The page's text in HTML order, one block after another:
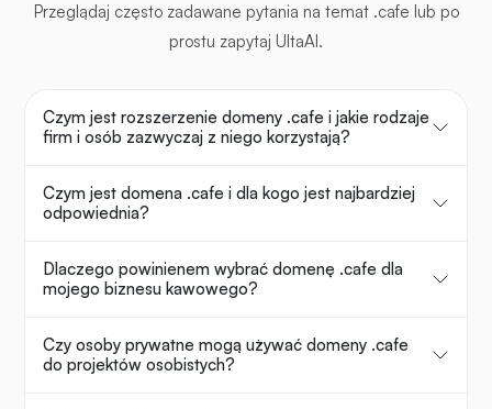
Przeglądaj często zadawane pytania na temat .cafe lub po
prostu zapytaj UltaAI.
Czym jest rozszerzenie domeny .cafe i jakie rodzaje
firm i osób zazwyczaj z niego korzystają?
Czym jest domena .cafe i dla kogo jest najbardziej
odpowiednia?
Dlaczego powinienem wybrać domenę .cafe dla
mojego biznesu kawowego?
Czy osoby prywatne mogą używać domeny .cafe
do projektów osobistych?